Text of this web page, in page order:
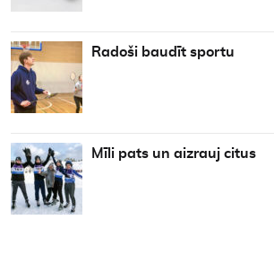
Radoši baudīt sportu
Mīli pats un aizrauj citus